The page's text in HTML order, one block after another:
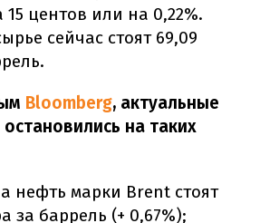
центов или на 0,22%.
сейчас стоят 69,09
Bloomberg, актуальные
на таких
нефть марки Brent стоят
за баррель (+ 0,67%);